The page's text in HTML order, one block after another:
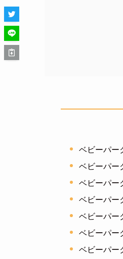
ベビーパー
ベビーパー
ベビーパー
ベビーパー
ベビーパー
ベビーパー
ベビーパー